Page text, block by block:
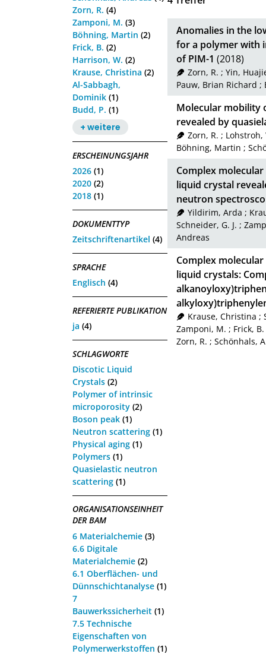
Zorn, R. (4)
Zamponi, M. (3)
Böhning, Martin (2)
Frick, B. (2)
Harrison, W. (2)
Krause, Christina (2)
Al-Sabbagh,
Dominik (1)
Budd, P. (1)
+ weitere
ERSCHEINUNGSJAHR
2026 (1)
2020 (2)
2018 (1)
DOKUMENTTYP
Zeitschriftenartikel (4)
SPRACHE
Englisch (4)
REFERIERTE PUBLIKATION
ja (4)
SCHLAGWORTE
Discotic Liquid
Crystals (2)
Polymer of intrinsic
microporosity (2)
Boson peak (1)
Neutron scattering (1)
Physical aging (1)
Polymers (1)
Quasielastic neutron
scattering (1)
ORGANISATIONSEINHEIT
DER BAM
6 Materialchemie (3)
6.6 Digitale
Materialchemie (2)
6.1 Oberflächen- und
Dünnschichtanalyse (1)
7
Bauwerkssicherheit (1)
7.5 Technische
Eigenschaften von
Polymerwerkstoffen (1)
Anomalies in the
for a polymer with
of PIM-1 (2018)
Zorn, R. ; Yin,
Pauw, Brian Richard ;
Molecular mobility
revealed by
Zorn, R. ; Lohstroh,
Böhning, Martin ;
Complex
liquid crystal
neutron
Yildirim, Arda ;
Schneider, G. J. ;
Andreas
Complex
liquid crystals:
Krause, Christina ;
Zamponi, M. ; Frick, B.
Zorn, R. ; Schönhals,